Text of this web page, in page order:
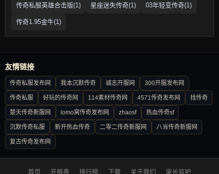
传奇私服英雄合击版(1) 星座迷失传奇(1) 03年轻变传奇(1)
传奇1.95金牛(1)
友情链接
传奇私服发布网 我本沉默传奇 诚志开服网 300开服发布网
传奇私服 好玩的传奇网 114素材传奇网 4571传奇发布网 找传奇
楚天传奇新服网 lomo窝传奇发布网 zhaosf 热血传奇sf
沉默传奇私服 新开热血传奇 二零二传奇新服网 八当传奇新服网
复古传奇发布网
首页 开服表 排行榜 下载 关于我们 家长监护